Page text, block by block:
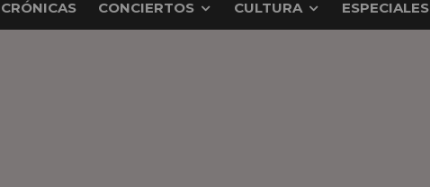
CRÓNICAS CONCIERTOS CULTURA ESPECIALES